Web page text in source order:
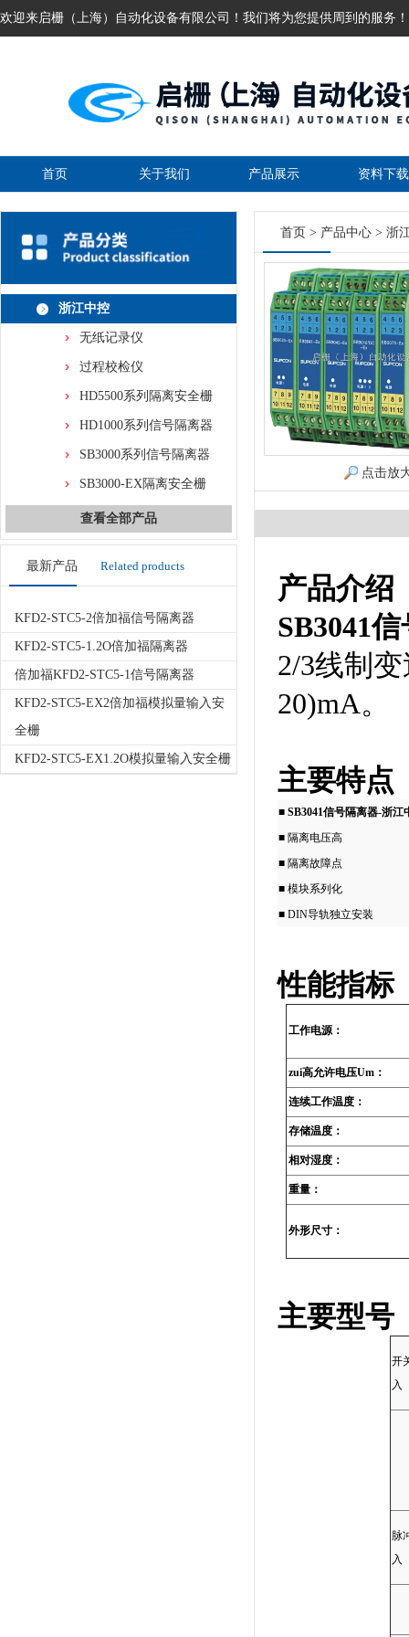
欢迎来启栅（上海）自动化设备有限公司！我们将为您提供周到的服务！
首页 关于我们 产品展示 资料下载
浙江中控
无纸记录仪
过程校检仪
HD5500系列隔离安全栅
HD1000系列信号隔离器
SB3000系列信号隔离器
SB3000-EX隔离安全栅
查看全部产品
最新产品 Related products
KFD2-STC5-2倍加福信号隔离器
KFD2-STC5-1.2O倍加福隔离器
倍加福KFD2-STC5-1信号隔离器
KFD2-STC5-EX2倍加福模拟量输入安
全栅
KFD2-STC5-EX1.2O模拟量输入安全栅
首页 > 产品中心 > 浙
点击放
产品介绍
SB3041
2/3线制
20)mA。
主要特点
■ SB3041信号隔离器-浙江
■ 隔离电压高
■ 隔离故障点
■ 模块系列化
■ DIN导轨独立安装
性能指标
工作电源：
zui高允许电压Um：
连续工作温度：
存储温度：
相对湿度：
重量：
外形尺寸：
主要型号
开
入
脉
入